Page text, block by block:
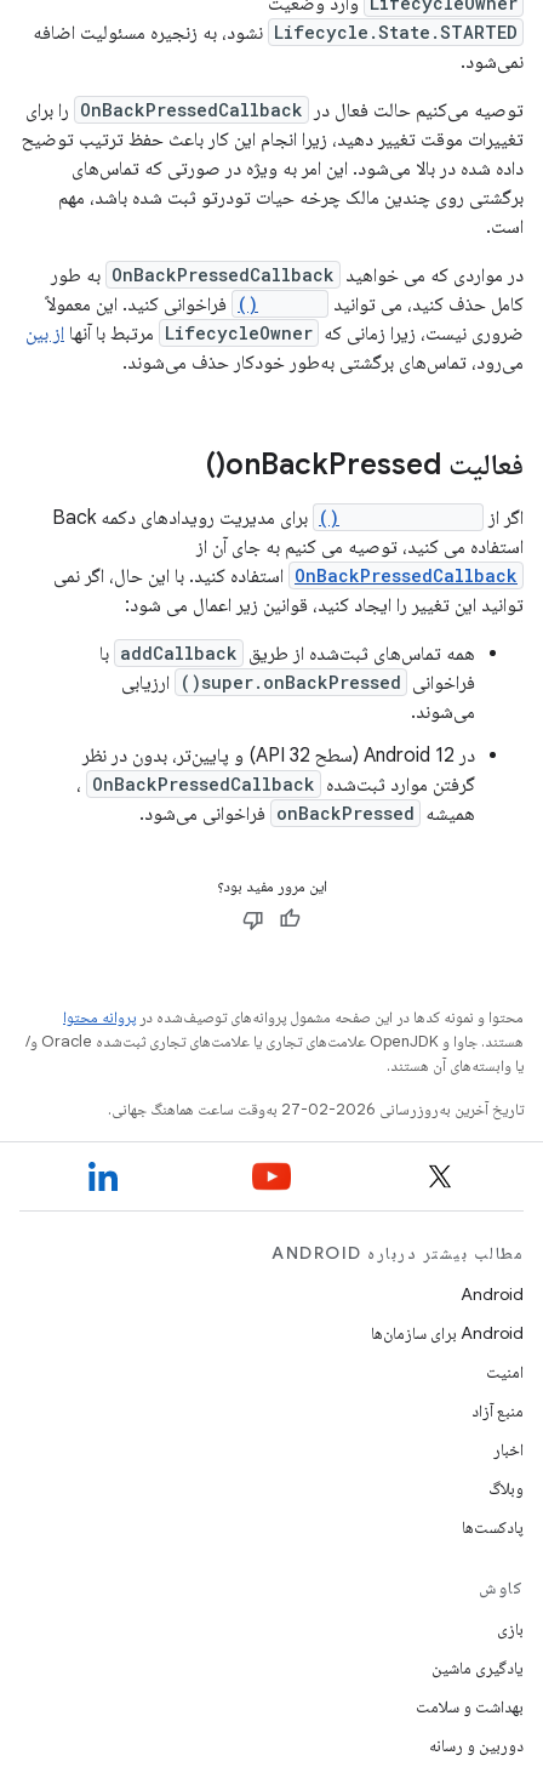
Lifecycle.State.STARTED نشود، به زنجیره مسئولیت اضافه
نمی‌شود.
توصیه می‌کنیم حالت فعال در
OnBackPressedCallback را برای
تغییرات موقت تغییر دهید، زیرا انجام این کار باعث حفظ ترتیب توضیح
داده شده در بالا می‌شود. این امر به ویژه در صورتی که تماس‌های
برگشتی روی چندین مالک چرخه حیات تودرتو ثبت شده باشد، مهم
است.
در مواردی که می خواهید OnBackPressedCallback به طور
کامل حذف کنید، می توانید
فراخوانی کنید. این معمولاً
ضروری نیست، زیرا زمانی که LifecycleOwner مرتبط با آنها از بین
می‌رود، تماس‌های برگشتی به‌طور خودکار حذف می‌شوند.
فعالیت onBackPressed(
)
اگر از
برای مدیریت رویدادهای دکمه Back
استفاده می کنید، توصیه می کنیم به جای آن از
OnBackPressedCallback استفاده کنید. با این حال، اگر نمی
توانید این تغییر را ایجاد کنید، قوانین زیر اعمال می شود:
همه تماس‌های ثبت‌شده از طریق addCallback با
فراخوانی super.onBackPressed()
ارزیابی
می‌شوند.
در Android 12 (سطح API 32) و پایین‌تر، بدون در نظر
گرفتن موارد ثبت‌شده OnBackPressedCallback ،
همیشه onBackPressed فراخوانی می‌شود.
این مرور مفید بود؟
محتوا و نمونه کدها در این صفحه مشمول پروانه‌های توصیف‌شده در پروانه محتوا
هستند. جاوا و OpenJDK علامت‌های تجاری یا علامت‌های تجاری ثبت‌شده Oracle و/
یا وابسته‌های آن هستند.
تاریخ آخرین به‌روزرسانی 2026-02-27 به‌وقت ساعت هماهنگ جهانی.
مطالب بیشتر درباره ANDROID
Android
Android برای سازمان‌ها
امنیت
منبع آزاد
اخبار
وبلاگ
پادکست‌ها
کاوش
بازی
یادگیری ماشین
بهداشت و سلامت
دوربین و رسانه